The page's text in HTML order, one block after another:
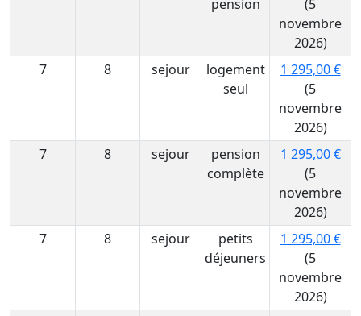
pension
(5
novembre
2026)
7
8 sejour
logement
seul
1 295,00 €
(5
novembre
2026)
7
8 sejour
pension
complète
1 295,00 €
(5
novembre
2026)
7
8 sejour
petits
déjeuners
1 295,00 €
(5
novembre
2026)